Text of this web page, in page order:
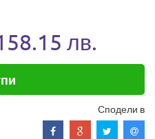
лв.
Сподели в